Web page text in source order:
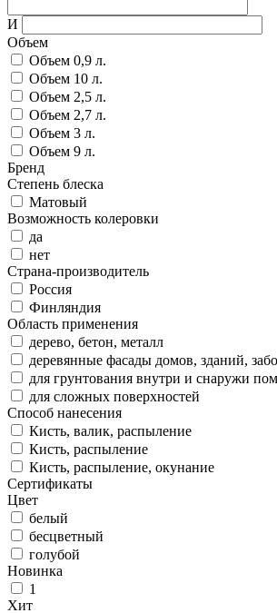
И
Объем
Объем 0,9 л.
Объем 10 л.
Объем 2,5 л.
Объем 2,7 л.
Объем 3 л.
Объем 9 л.
Бренд
Степень блеска
Матовый
Возможность колеровки
да
нет
Страна-производитель
Россия
Финляндия
Область применения
дерево, бетон, металл
деревянные фасады домов, зданий,
для грунтования внутри и снаружи
для сложных поверхностей
Способ нанесения
Кисть, валик, распыление
Кисть, распыление
Кисть, распыление, окунание
Сертификаты
Цвет
белый
бесцветный
голубой
Новинка
1
Хит